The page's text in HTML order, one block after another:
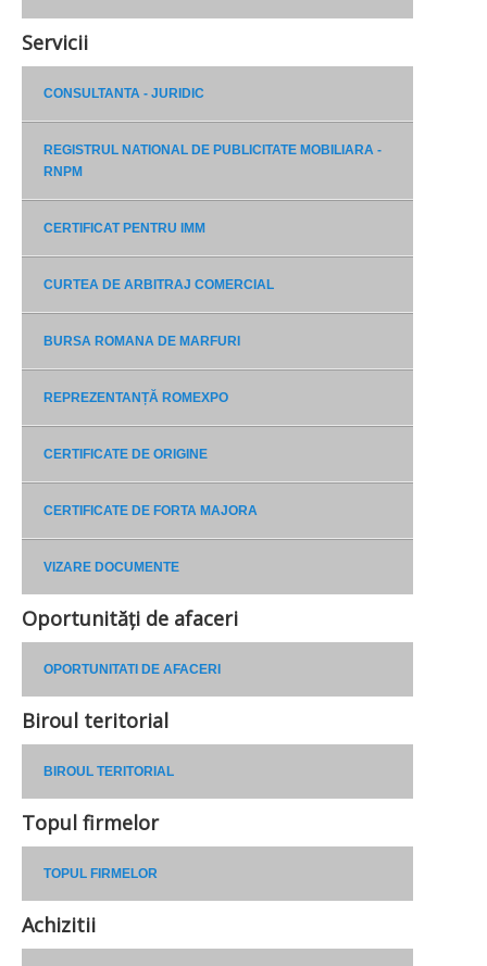
Servicii
CONSULTANTA - JURIDIC
REGISTRUL NATIONAL DE PUBLICITATE MOBILIARA -
RNPM
CERTIFICAT PENTRU IMM
CURTEA DE ARBITRAJ COMERCIAL
BURSA ROMANA DE MARFURI
REPREZENTANȚĂ ROMEXPO
CERTIFICATE DE ORIGINE
CERTIFICATE DE FORTA MAJORA
VIZARE DOCUMENTE
Oportunități de afaceri
OPORTUNITATI DE AFACERI
Biroul teritorial
BIROUL TERITORIAL
Topul firmelor
TOPUL FIRMELOR
Achizitii